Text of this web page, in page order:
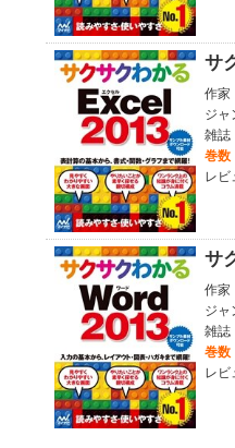
サ
作家
ジャ
雑誌
巻数
レビ
サ
作家
ジャ
雑誌
巻数
レビ